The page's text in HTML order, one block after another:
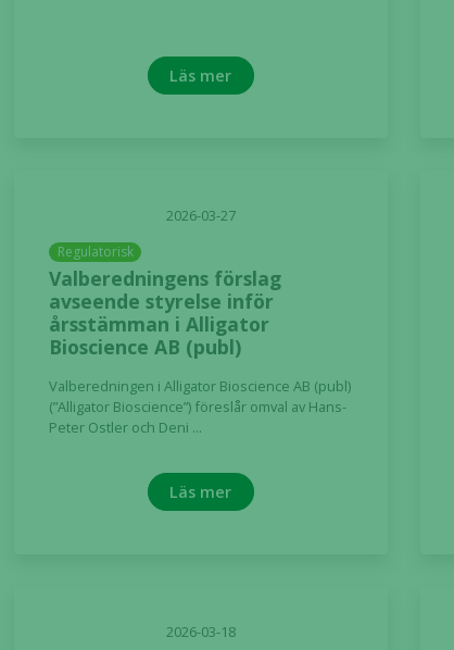
Läs mer
2026-03-27
Regulatorisk
Valberedningens förslag
avseende styrelse inför
årsstämman i Alligator
Bioscience AB (publ)
Valberedningen i Alligator Bioscience AB (publ)
(”Alligator Bioscience”) föreslår omval av Hans-
Peter Ostler och Deni ...
Läs mer
2026-03-18
Dessa kakor
går inte att
Statistik
För att vi ska
kunna
hemsidans
uppbyggnad,
baserat på
hur hemsidan